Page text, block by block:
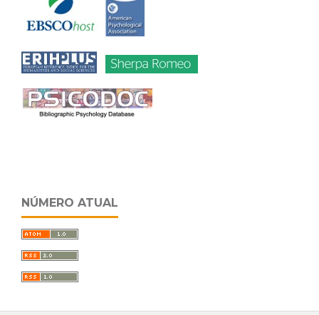
NÚMERO ATUAL